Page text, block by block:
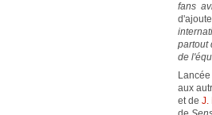
fans
partout
de
aux
et de J.